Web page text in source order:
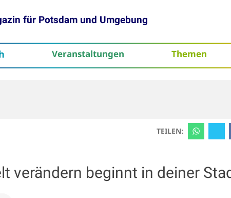
für Potsdam und Umgebung
Veranstaltungen Themen
TEILEN:
verändern beginnt in deiner